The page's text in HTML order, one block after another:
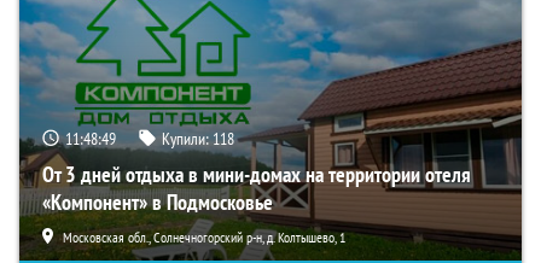
11:48:47 Купили: 118
От 3 дней отдыха в мини-домах на территории отеля
«Компонент» в Подмосковье
Московская обл., Солнечногорский р-н, д. Колтышево, 1